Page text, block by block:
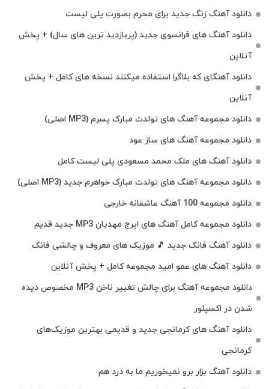
دانلود آهنگ زنگ جدید برای محرم بصورت پلی لیست
دانلود آهنگ های فرانسوی جدید (پربازدید ترین های سال) + پخش
آنلاین
دانلود آهنگای که بلاگرا استفاده میکنند نسخه های کامل + پخش
آنلاین
دانلود مجموعه آهنگ های تولدت مبارک پسرم (MP3 اصلی)
دانلود مجموعه آهنگ های ساز عود
دانلود آهنگ های ملک‌ محمد مسعودی پلی لیست کامل
دانلود مجموعه آهنگ های تولدت مبارک خواهرم جدید (MP3 اصلی)
دانلود مجموعه 100 آهنگ عاشقانه خارجی
دانلود مجموعه کامل آهنگ های ایرج مهدیان MP3 جدید قدیم
دانلود آهنگ فانک جدید 🎵 موزیک‌ های معروف و چالشی فانک
دانلود آهنگ های عمو امید مجموعه کامل + پخش آنلاین
دانلود مجموعه آهنگ برای چالش تغییر ناخن MP3 مخصوص دیده
شدن در اکسپلور
دانلود آهنگ‌ های کرمانجی جدید و قدیمی بهترین موزیک‌های
کرمانجی
دانلود آهنگ بزار برو نمیخوریم ما به درد هم